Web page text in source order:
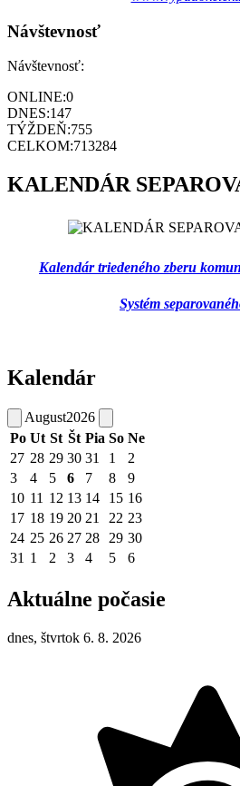
Návštevnosť
Návštevnosť:
ONLINE:0
DNES:147
TÝŽDEŇ:755
CELKOM:713284
KALENDÁR
Kalendár triedeného zberu
Systém
Kalendár
August2026
Po Ut St Št Pia So Ne
27 28 29 30 31 1
2
3
4 5 6 7 8
9
10 11 12 13 14 15 16
17 18 19 20 21 22 23
24 25 26 27 28 29 30
31 1 2 3 4 5 6
Aktuálne počasie
dnes, štvrtok 6. 8. 2026